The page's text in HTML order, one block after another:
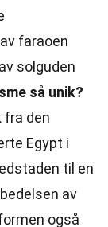
faraoen
solguden
så unik?
fra den
Egypt i
til en
av
også